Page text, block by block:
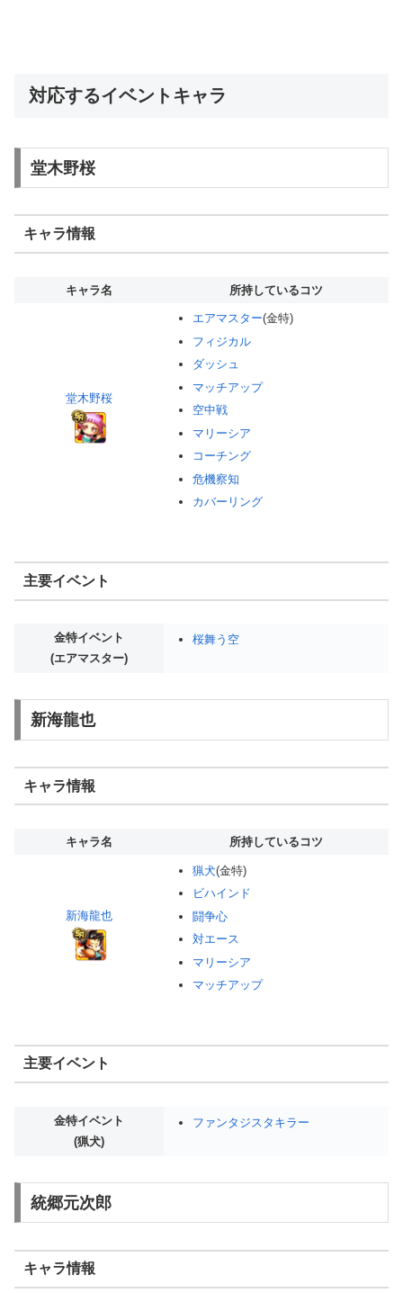
対応するイベントキャラ
堂木野桜
キャラ情報
キャラ名 所持しているコツ
堂木野桜
エアマスター(金特)
フィジカル
ダッシュ
マッチアップ
空中戦
マリーシア
コーチング
危機察知
カバーリング
主要イベント
金特イベント
(エアマスター)
桜舞う空
新海龍也
キャラ情報
キャラ名 所持しているコツ
新海龍也
猟犬(金特)
ビハインド
闘争心
対エース
マリーシア
マッチアップ
主要イベント
金特イベント
(猟犬)
ファンタジスタキラー
統郷元次郎
キャラ情報